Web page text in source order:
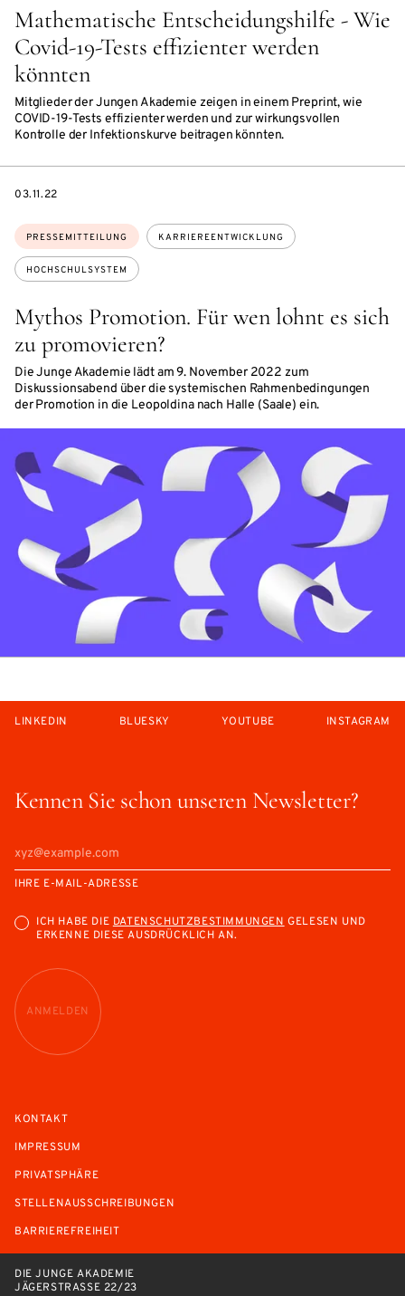
Mathematische Entscheidungshilfe - Wie
Covid-19-Tests effizienter werden
könnten
Mitglieder der Jungen Akademie zeigen in einem Preprint, wie
COVID-19-Tests effizienter werden und zur wirkungsvollen
Kontrolle der Infektionskurve beitragen könnten.
Mythos Promotion. Für wen lohnt es sich
zu promovieren?
Die Junge Akademie lädt am 9. November 2022 zum
Diskussionsabend über die systemischen Rahmenbedingungen
der Promotion in die Leopoldina nach Halle (Saale) ein.
Themen:
PRESSEMITTEILUNG KARRIEREENTWICKLUNG
HOCHSCHULSYSTEM
DATE
03.11.22
Kennen Sie schon unseren Newsletter?
IHRE E-MAIL-ADRESSE
ICH HABE DIEDATENSCHUTZBESTIMMUNGENGELESEN UND
ERKENNE DIESE AUSDRÜCKLICH AN.
ANMELDEN
LINKEDIN BLUESKY YOUTUBE INSTAGRAM
KONTAKT
IMPRESSUM
PRIVATSPHÄRE
STELLENAUSSCHREIBUNGEN
BARRIEREFREIHEIT
DIE JUNGE AKADEMIE
JÄGERSTRASSE 22/23